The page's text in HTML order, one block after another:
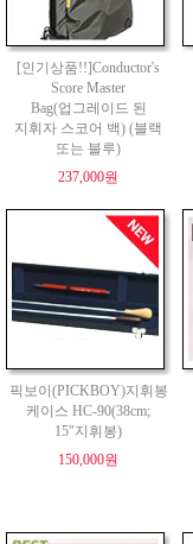
[인기상품!!]Conductor's
Score Master
Bag(업그레이드 된
지휘자 스코어 백) (블랙
또는 블루)
237,000원
픽보이(PICKBOY)지휘봉
케이스 HC-90(38cm;
15"지휘봉)
150,000원